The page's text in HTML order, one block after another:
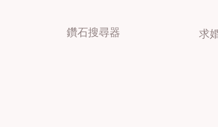
鑽石搜尋器 求